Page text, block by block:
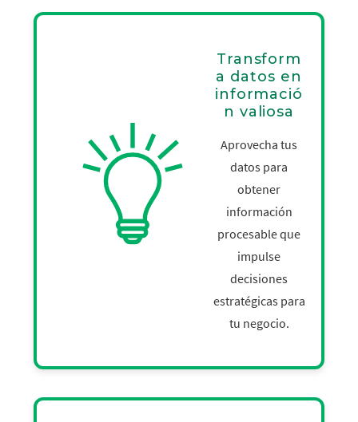
Transform
a datos en
informació
n valiosa
Aprovecha tus
datos para
obtener
información
procesable que
impulse
decisiones
estratégicas para
tu negocio.